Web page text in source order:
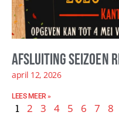
Afsluiting seizoen
april 12, 2026
LEES MEER »
1 2 3 4 5 6 7 8